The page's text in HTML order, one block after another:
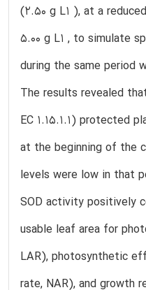
(2.50 g L1 ), at a
5.00 g L1 , to simulate
during the same period
The results revealed
EC 1.15.1.1) protected
at the beginning of the
levels were low in that
SOD activity positively
usable leaf area for
LAR), photosynthetic
rate, NAR), and growth